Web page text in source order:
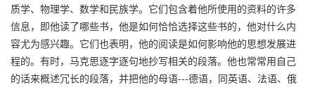
质学、物理学、数学和民族学。它们包含着他所使用的资料的许多
信息，即他读了哪些书，他是如何恰恰选择这些书的，他对什么内
容尤为感兴趣。它们也表明，他的阅读是如何影响他的思想发展进
程的。有时，马克思逐字逐句地抄写相关的段落。他也常常用自己
的话来概述冗长的段落，并把他的母语---德语，同英语、法语、俄